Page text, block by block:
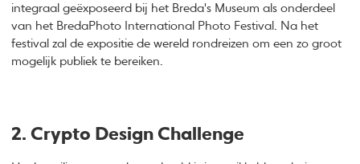
integraal geëxposeerd bij het Breda's Museum als onderdeel
van het BredaPhoto International Photo Festival. Na het
festival zal de expositie de wereld rondreizen om een zo groot
mogelijk publiek te bereiken.
2. Crypto Design Challenge